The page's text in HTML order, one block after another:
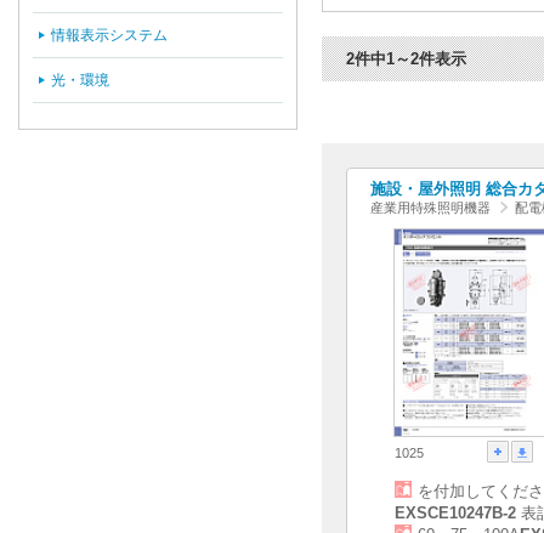
2件中1～2件表示
施設・屋外照明 総合カ
産業用特殊照明機器 配電
1025
を付加してくだ
EXSCE10247B-2 表
情報表示システム
光・環境